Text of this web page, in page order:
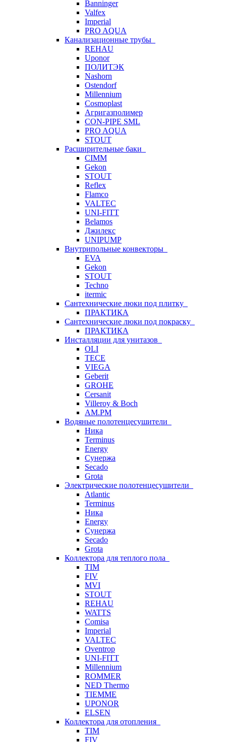
Banninger
Valfex
Imperial
PRO AQUA
Канализационные трубы
REHAU
Uponor
ПОЛИТЭК
Nashorn
Ostendorf
Millennium
Cosmoplast
Агригазполимер
CON-PIPE SML
PRO AQUA
STOUT
Расширительные баки
CIMM
Gekon
STOUT
Reflex
Flamco
VALTEC
UNI-FITT
Belamos
Джилекс
UNIPUMP
Внутрипольные конвекторы
EVA
Gekon
STOUT
Techno
itermic
Сантехнические люки под плитку
ПРАКТИКА
Сантехнические люки под покраску
ПРАКТИКА
Инсталляции для унитазов
OLI
TECE
VIEGA
Geberit
GROHE
Cersanit
Villeroy & Boch
AM.PM
Водяные полотенцесушители
Ника
Terminus
Energy
Сунержа
Secado
Grota
Электрические полотенцесушители
Atlantic
Terminus
Ника
Energy
Сунержа
Secado
Grota
Коллектора для теплого пола
TIM
FIV
MVI
STOUT
REHAU
WATTS
Comisa
Imperial
VALTEC
Oventrop
UNI-FITT
Millennium
ROMMER
NED Thermo
TIEMME
UPONOR
ELSEN
Коллектора для отопления
TIM
FIV